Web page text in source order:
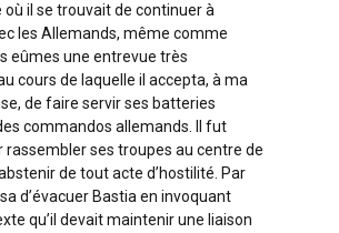
où il se trouvait de continuer à
les Allemands, même comme
eûmes une entrevue très
cours de laquelle il accepta, à ma
de faire servir ses batteries
commandos allemands. Il fut
rassembler ses troupes au centre de
de tout acte d’hostilité. Par
d’évacuer Bastia en invoquant
qu’il devait maintenir une liaison